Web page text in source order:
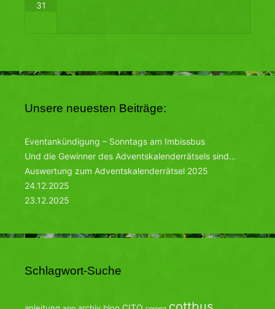
31
Unsere neuesten Beiträge:
Eventankündigung – Sonntags am Imbissbus
Und die Gewinner des Adventskalenderrätsels sind…
Auswertung zum Adventskalenderrätsel 2025
24.12.2025
23.12.2025
Schlagwort-Suche